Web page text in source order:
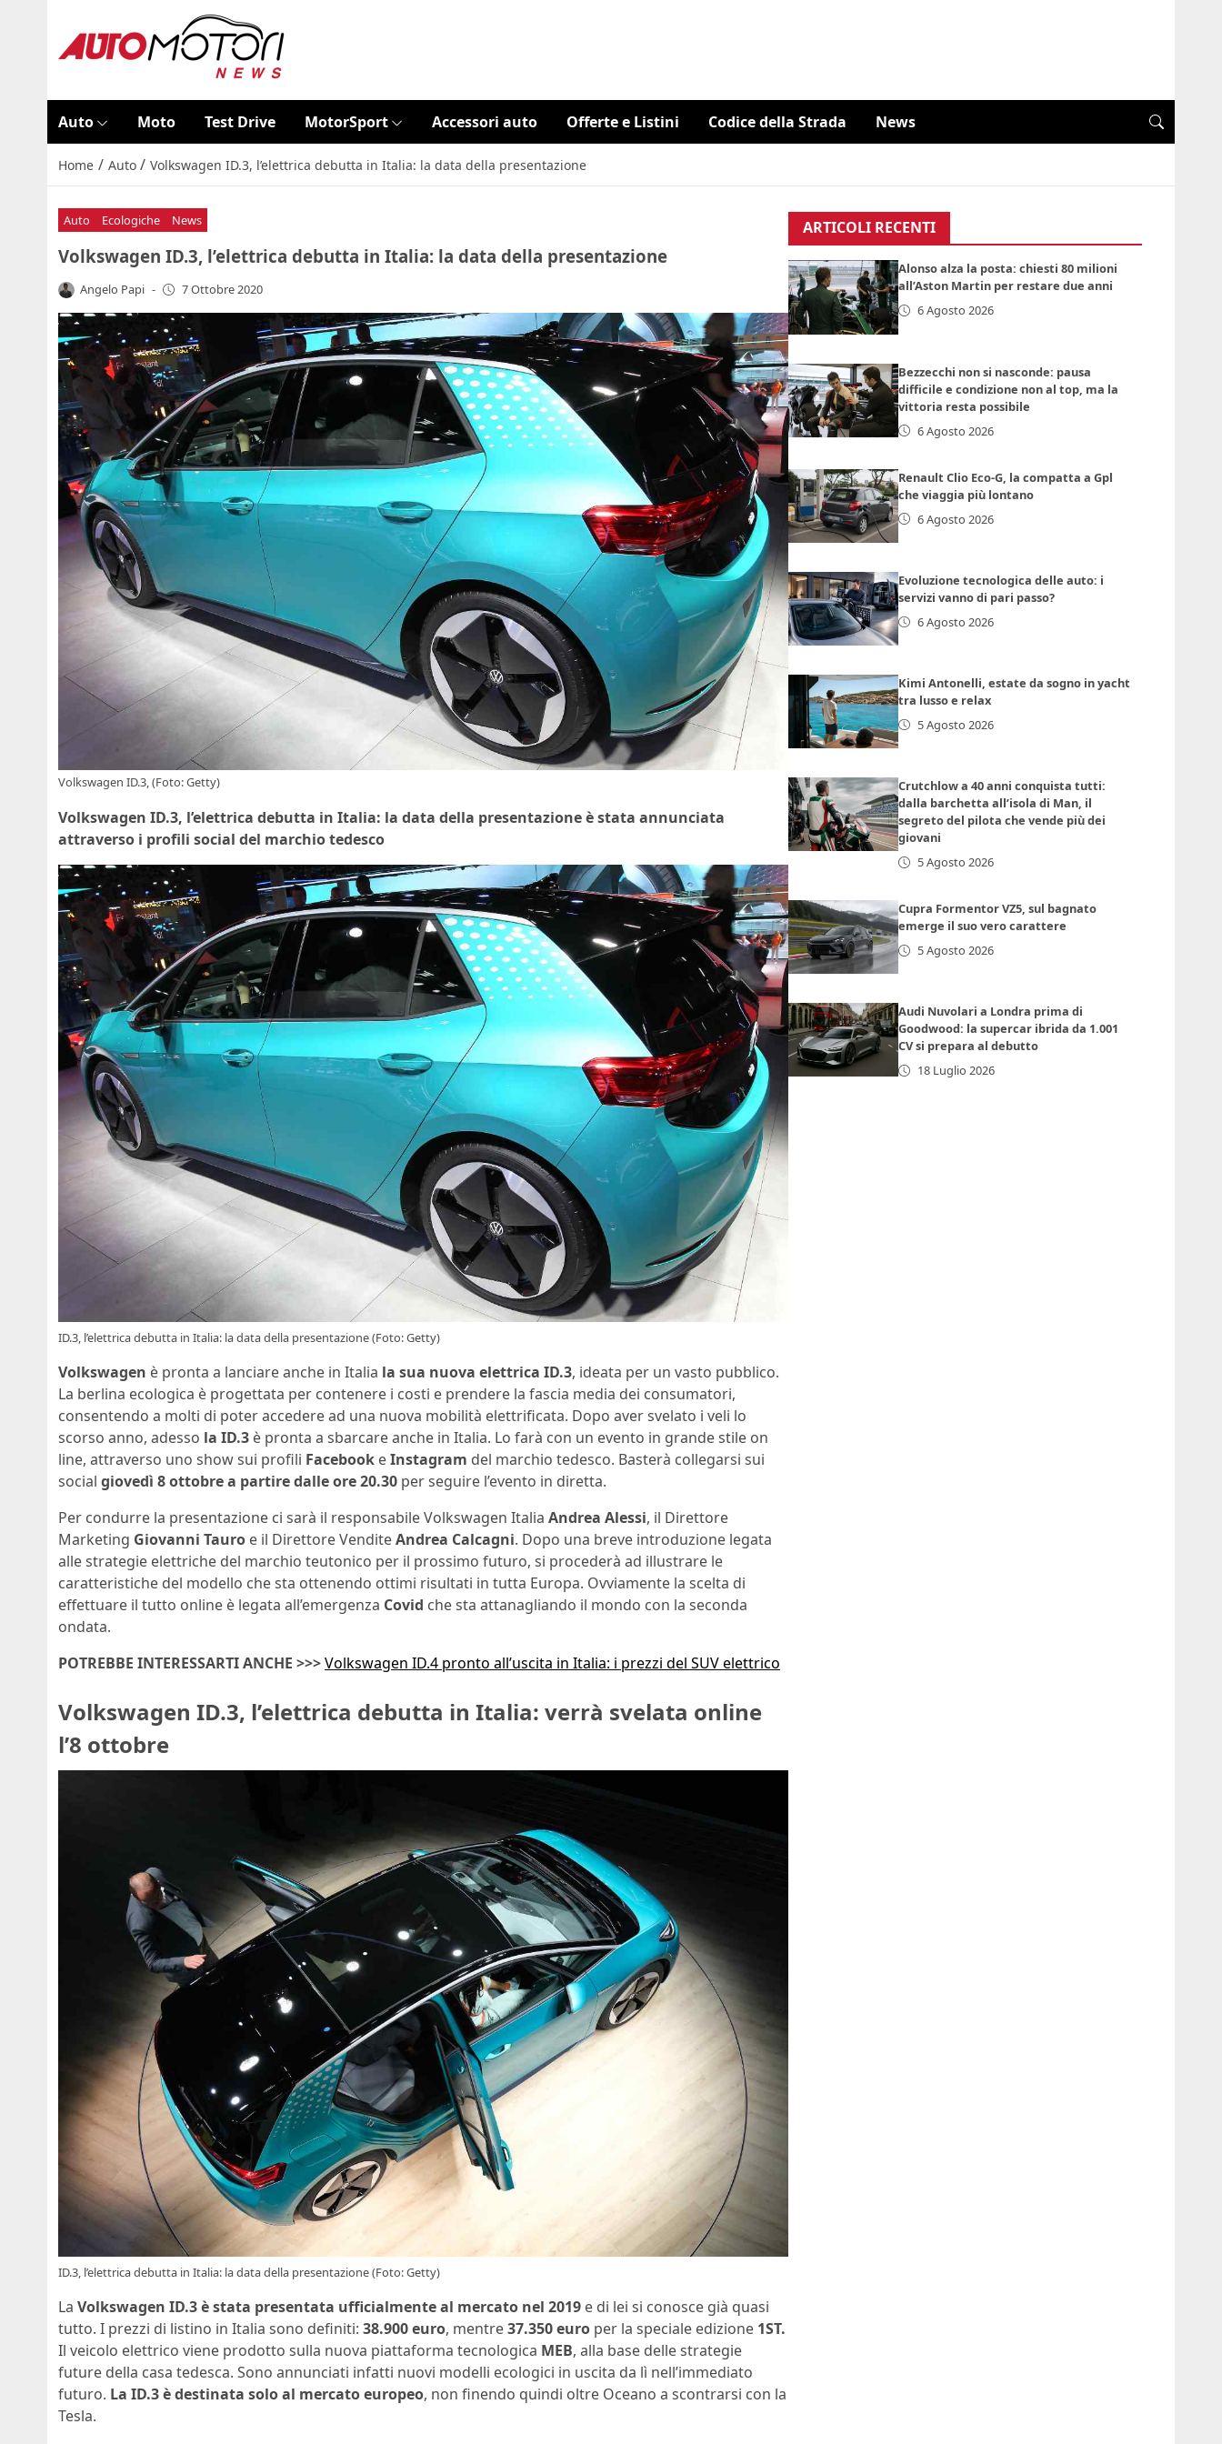
Auto Moto Test Drive MotorSport Accessori auto Offerte e Listini Codice della Strada News
Home / Auto / Volkswagen ID.3, l’elettrica debutta in Italia: la data della presentazione
Auto Ecologiche News
Volkswagen ID.3, l’elettrica debutta in Italia: la data della presentazione
Angelo Papi - 7 Ottobre 2020
Volkswagen ID.3, (Foto: Getty)
Volkswagen ID.3, l’elettrica debutta in Italia: la data della presentazione è stata annunciata
attraverso i profili social del marchio tedesco
ID.3, l’elettrica debutta in Italia: la data della presentazione (Foto: Getty)
Volkswagen è pronta a lanciare anche in Italia la sua nuova elettrica ID.3, ideata per un vasto pubblico.
La berlina ecologica è progettata per contenere i costi e prendere la fascia media dei consumatori,
consentendo a molti di poter accedere ad una nuova mobilità elettrificata. Dopo aver svelato i veli lo
scorso anno, adesso la ID.3 è pronta a sbarcare anche in Italia. Lo farà con un evento in grande stile on
line, attraverso uno show sui profili Facebook eInstagram del marchio tedesco. Basterà collegarsi sui
social giovedì 8 ottobre a partire dalle ore 20.30 per seguire l’evento in diretta.
Per condurre la presentazione ci sarà il responsabile Volkswagen Italia Andrea Alessi, il Direttore
Marketing Giovanni Tauro e il Direttore VenditeAndrea Calcagni. Dopo una breve introduzione legata
alle strategie elettriche del marchio teutonico per il prossimo futuro, si procederà ad illustrare le
caratteristiche del modello che sta ottenendo ottimi risultati in tutta Europa. Ovviamente la scelta di
effettuare il tutto online è legata all’emergenza Covid che sta attanagliando il mondo con la seconda
ondata.
POTREBBE INTERESSARTI ANCHE >>>Volkswagen ID.4 pronto all’uscita in Italia: i prezzi del SUV elettrico
Volkswagen ID.3, l’elettrica debutta in Italia: verrà svelata online
l’8 ottobre
ID.3, l’elettrica debutta in Italia: la data della presentazione (Foto: Getty)
La Volkswagen ID.3 è stata presentata ufficialmente al mercato nel 2019 e di lei si conosce già quasi
tutto. I prezzi di listino in Italia sono definiti: 38.900 euro, mentre37.350 euro per la speciale edizione 1ST.
Il veicolo elettrico viene prodotto sulla nuova piattaforma tecnologica MEB, alla base delle strategie
future della casa tedesca. Sono annunciati infatti nuovi modelli ecologici in uscita da lì nell’immediato
futuro. La ID.3 è destinata solo al mercato europeo, non finendo quindi oltre Oceano a scontrarsi con la
Tesla.
ARTICOLI RECENTI
Alonso alza la posta: chiesti 80 milioni
all’Aston Martin per restare due anni
6 Agosto 2026
Bezzecchi non si nasconde: pausa
difficile e condizione non al top, ma la
vittoria resta possibile
6 Agosto 2026
Renault Clio Eco-G, la compatta a Gpl
che viaggia più lontano
6 Agosto 2026
Evoluzione tecnologica delle auto: i
servizi vanno di pari passo?
6 Agosto 2026
Kimi Antonelli, estate da sogno in yacht
tra lusso e relax
5 Agosto 2026
Crutchlow a 40 anni conquista tutti:
dalla barchetta all’isola di Man, il
segreto del pilota che vende più dei
giovani
5 Agosto 2026
Cupra Formentor VZ5, sul bagnato
emerge il suo vero carattere
5 Agosto 2026
Audi Nuvolari a Londra prima di
Goodwood: la supercar ibrida da 1.001
CV si prepara al debutto
18 Luglio 2026